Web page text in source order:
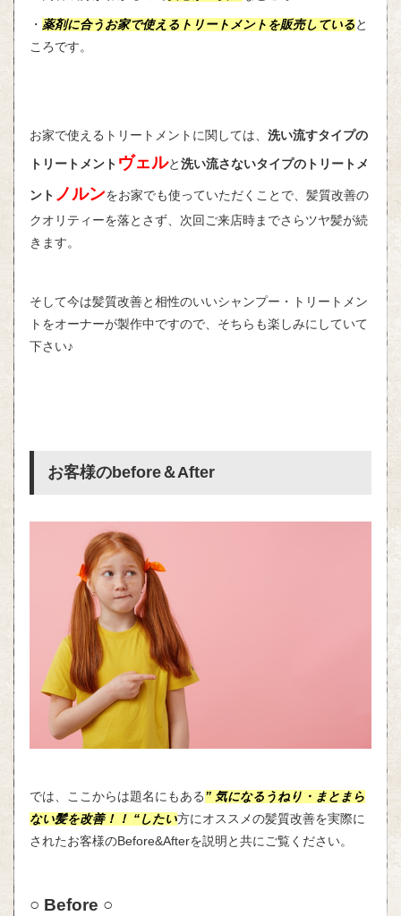
・ 薬剤に合うお家で使えるトリートメントを販売している と
ころです。
お家で使えるトリートメントに関しては、 洗い流すタイプの
トリートメント ヴェルと 洗い流さないタイプのトリートメ
ント ノルンをお家でも使っていただくことで、髪質改善の
クオリティーを落とさず、次回ご来店時までさらツヤ髪が続
きます。
そして今は髪質改善と相性のいいシャンプー・トリートメン
トをオーナーが製作中ですので、そちらも楽しみにしていて
下さい♪
お客様のbefore＆After
では、ここからは題名にもある ” 気になるうねり・まとまら
ない髪を改善！！ “したい方にオススメの髪質改善を実際に
されたお客様のBefore&Afterを説明と共にご覧ください。
○ Before ○